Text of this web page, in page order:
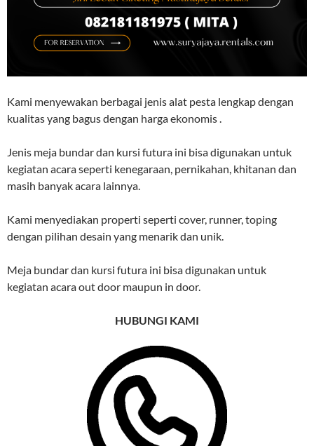
Kami menyewakan berbagai jenis alat pesta lengkap dengan
kualitas yang bagus dengan harga ekonomis .
Jenis meja bundar dan kursi futura ini bisa digunakan untuk
kegiatan acara seperti kenegaraan, pernikahan, khitanan dan
masih banyak acara lainnya.
Kami menyediakan properti seperti cover, runner, toping
dengan pilihan desain yang menarik dan unik.
Meja bundar dan kursi futura ini bisa digunakan untuk
kegiatan acara out door maupun in door.
HUBUNGI KAMI